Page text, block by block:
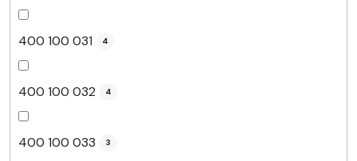
400 100 031 4
400 100 032 4
400 100 033 3